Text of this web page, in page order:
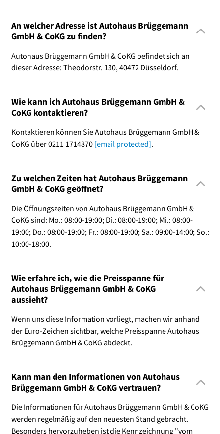
An welcher Adresse ist Autohaus Brüggemann
GmbH & CoKG zu finden?
Autohaus Brüggemann GmbH & CoKG befindet sich an
dieser Adresse: Theodorstr. 130, 40472 Düsseldorf.
Wie kann ich Autohaus Brüggemann GmbH &
CoKG kontaktieren?
Kontaktieren können Sie Autohaus Brüggemann GmbH &
CoKG über 0211 1714870 [email protected].
Zu welchen Zeiten hat Autohaus Brüggemann
GmbH & CoKG geöffnet?
Die Öffnungszeiten von Autohaus Brüggemann GmbH &
CoKG sind: Mo.: 08:00-19:00; Di.: 08:00-19:00; Mi.: 08:00-
19:00; Do.: 08:00-19:00; Fr.: 08:00-19:00; Sa.: 09:00-14:00; So.:
10:00-18:00.
Wie erfahre ich, wie die Preisspanne für
Autohaus Brüggemann GmbH & CoKG
aussieht?
Wenn uns diese Information vorliegt, machen wir anhand
der Euro-Zeichen sichtbar, welche Preisspanne Autohaus
Brüggemann GmbH & CoKG abdeckt.
Kann man den Informationen von Autohaus
Brüggemann GmbH & CoKG vertrauen?
Die Informationen für Autohaus Brüggemann GmbH & CoKG
werden regelmäßig auf den neuesten Stand gebracht.
Besonders hervorzuheben ist die Kennzeichnung "vom